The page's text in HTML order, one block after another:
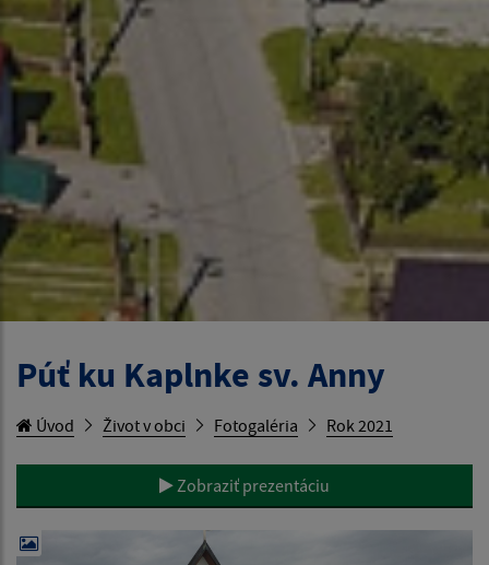
Púť ku Kaplnke sv. Anny
Úvod Život v obci Fotogaléria Rok 2021
Zobraziť prezentáciu